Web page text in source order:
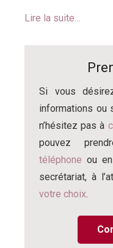
Lire la suite…
Si vous
informations ou
n’hésitez pas à
pouvez
téléphone ou en
secrétariat, à
votre choix.